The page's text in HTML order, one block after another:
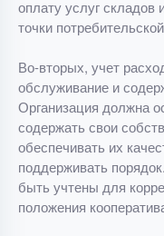
оплату услуг складов
точки
Во-вторых, учет
обслуживание и
Организация должна
содержать свои
обеспечивать их
поддерживать
быть учтены для
положения